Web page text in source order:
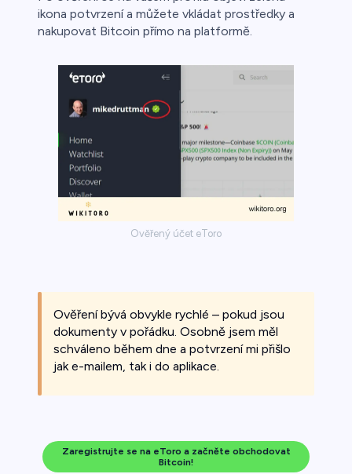
ikona potvrzení a můžete vkládat prostředky a
nakupovat Bitcoin přímo na platformě.
Ověřený účet eToro
Ověření bývá obvykle rychlé – pokud jsou
dokumenty v pořádku. Osobně jsem měl
schváleno během dne a potvrzení mi přišlo
jak e-mailem, tak i do aplikace.
Zaregistrujte se na eToro a začněte obchodovat
Bitcoin!